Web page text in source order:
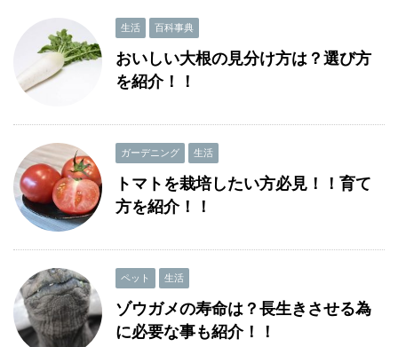
生活 百科事典
おいしい大根の見分け方は？選び方
を紹介！！
ガーデニング 生活
トマトを栽培したい方必見！！育て
方を紹介！！
ペット 生活
ゾウガメの寿命は？長生きさせる為
に必要な事も紹介！！